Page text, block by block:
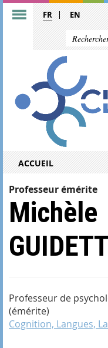
FR EN
ACCUEIL
Professeur émérite
Michèle
Professeur de
(émérite)
Cognition, Langues,